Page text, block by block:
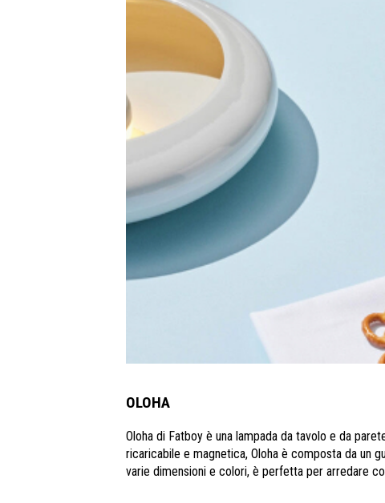
OLOHA
Oloha di Fatboy è una lampada da tavolo e da
ricaricabile e magnetica, Oloha è composta da un
varie dimensioni e colori, è perfetta per arredare